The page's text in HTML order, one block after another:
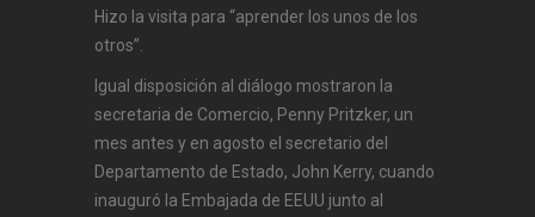
Hizo la visita para “aprender los unos de los
otros”.
Igual disposición al diálogo mostraron la
secretaria de Comercio, Penny Pritzker, un
mes antes y en agosto el secretario del
Departamento de Estado, John Kerry, cuando
inauguró la Embajada de EEUU junto al